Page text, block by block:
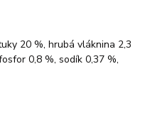
20 %, hrubá vláknina 2,3
0,8 %, sodík 0,37 %,